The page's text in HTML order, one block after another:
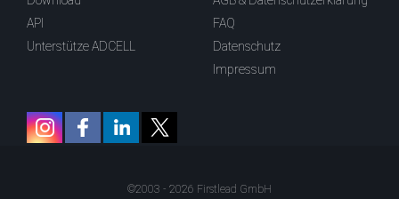
API
Unterstütze ADCELL
FAQ
Datenschutz
Impressum
©2003 - 2026 Firstlead GmbH